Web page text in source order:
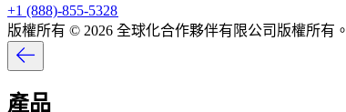
+1 (888)-855-5328​​
版權所有 © 2026 全球化合作夥伴有限公司版權所有。​​
產品​​